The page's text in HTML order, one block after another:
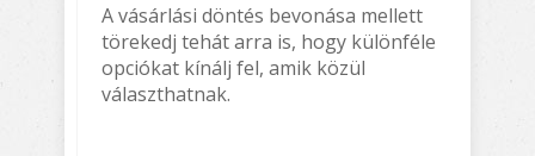
A vásárlási döntés bevonása mellett
törekedj tehát arra is, hogy különféle
opciókat kínálj fel, amik közül
választhatnak.